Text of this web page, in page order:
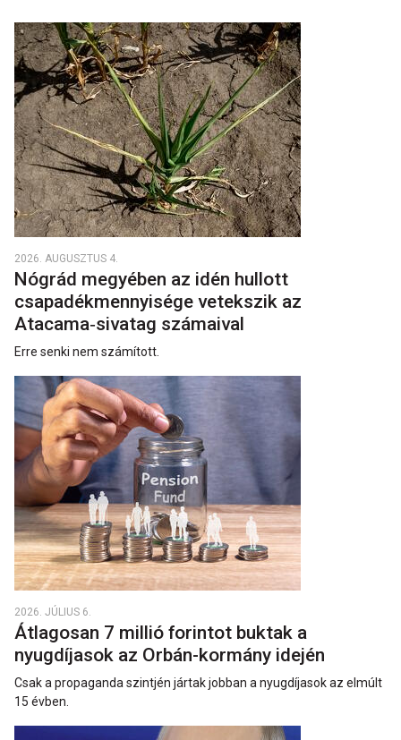
2026. AUGUSZTUS 4.
Nógrád megyében az idén hullott
csapadékmennyisége vetekszik az
Atacama‑sivatag számaival
Erre senki nem számított.
2026. JÚLIUS 6.
Átlagosan 7 millió forintot buktak a
nyugdíjasok az Orbán-kormány idején
Csak a propaganda szintjén jártak jobban a nyugdíjasok az elmúlt
15 évben.